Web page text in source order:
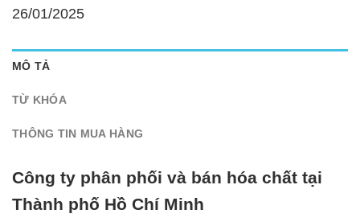
26/01/2025
MÔ TẢ
TỪ KHÓA
THÔNG TIN MUA HÀNG
Công ty phân phối và bán hóa chất tại
Thành phố Hồ Chí Minh